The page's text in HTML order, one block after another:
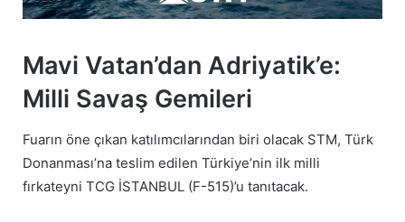
Mavi Vatan’dan Adriyatik’e:
Milli Savaş Gemileri
Fuarın öne çıkan katılımcılarından biri olacak STM, Türk
Donanması’na teslim edilen Türkiye’nin ilk milli
fırkateyni TCG İSTANBUL (F-515)’u tanıtacak.